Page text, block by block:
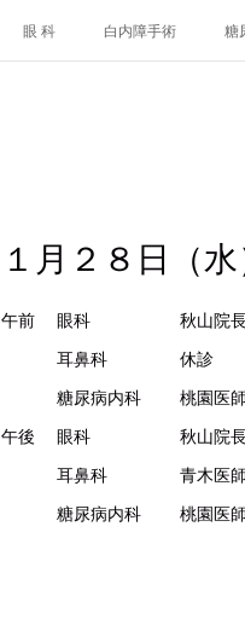
眼 科 白内障手術 糖
１月２８日（水
午前 眼科 秋
耳鼻科 休
糖尿病内科 桃園医師
午後 眼科
耳鼻科 青木
糖尿病内科 桃園医師